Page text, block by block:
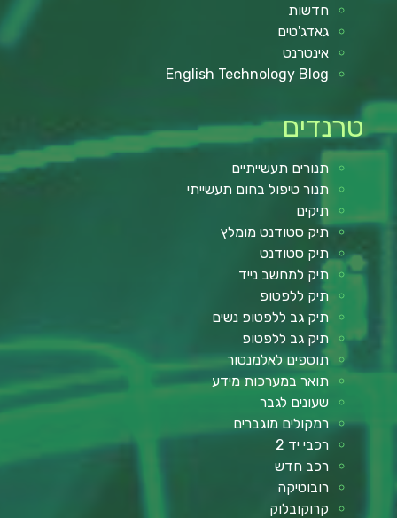
חדשות
גאדג'טים
אינטרנט
English Technology Blog
טרנדים
תנורים תעשייתיים
תנור טיפול בחום תעשייתי
תיקים
תיק סטודנט מומלץ
תיק סטודנט
תיק למחשב נייד
תיק ללפטופ
תיק גב ללפטופ נשים
תיק גב ללפטופ
תוספים לאלמנטור
תואר במערכות מידע
שעונים לגבר
רמקולים מוגברים
רכבי יד 2
רכב חדש
רובוטיקה
קרוקובלוק